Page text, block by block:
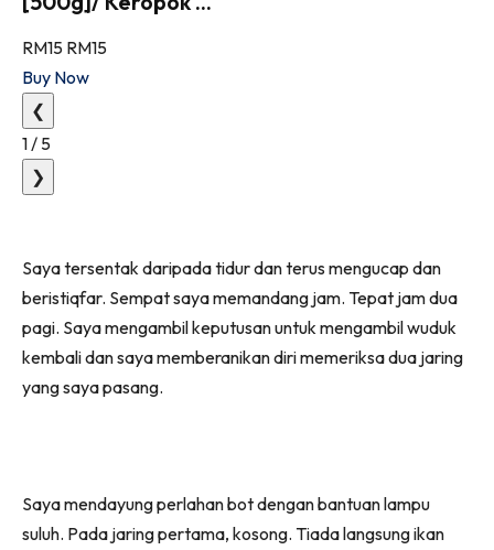
RM15 RM15
Buy Now
❮
1 / 5
❯
Saya tersentak daripada tidur dan terus mengucap dan
beristiqfar. Sempat saya memandang jam. Tepat jam dua
pagi. Saya mengambil keputusan untuk mengambil wuduk
kembali dan saya memberanikan diri memeriksa dua jaring
yang saya pasang.
Saya mendayung perlahan bot dengan bantuan lampu
suluh. Pada jaring pertama, kosong. Tiada langsung ikan